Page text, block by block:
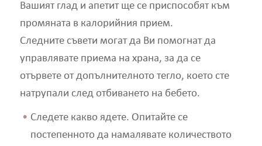
Вашият глад и апетит ще се приспособят към
промяната в калорийния прием.
Следните съвети могат да Ви помогнат да
управлявате приема на храна, за да се
отървете от допълнителното тегло, което сте
натрупали след отбиването на бебето.
Следете какво ядете. Опитайте се
постепенното да намалявате количеството